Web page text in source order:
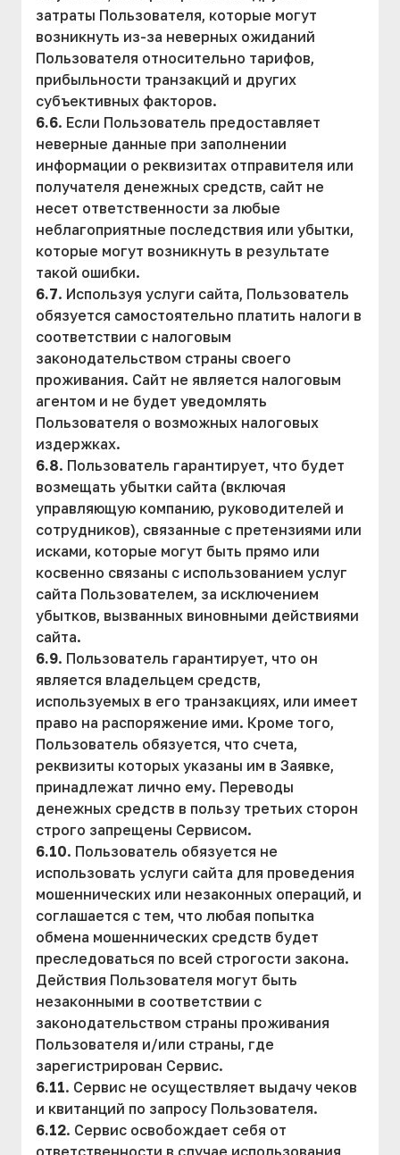
затраты Пользователя, которые могут
возникнуть из-за неверных ожиданий
Пользователя относительно тарифов,
прибыльности транзакций и других
субъективных факторов.
6.6. Если Пользователь предоставляет
неверные данные при заполнении
информации о реквизитах отправителя или
получателя денежных средств, сайт не
несет ответственности за любые
неблагоприятные последствия или убытки,
которые могут возникнуть в результате
такой ошибки.
6.7. Используя услуги сайта, Пользователь
обязуется самостоятельно платить налоги в
соответствии с налоговым
законодательством страны своего
проживания. Сайт не является налоговым
агентом и не будет уведомлять
Пользователя о возможных налоговых
издержках.
6.8. Пользователь гарантирует, что будет
возмещать убытки сайта (включая
управляющую компанию, руководителей и
сотрудников), связанные с претензиями или
исками, которые могут быть прямо или
косвенно связаны с использованием услуг
сайта Пользователем, за исключением
убытков, вызванных виновными действиями
сайта.
6.9. Пользователь гарантирует, что он
является владельцем средств,
используемых в его транзакциях, или имеет
право на распоряжение ими. Кроме того,
Пользователь обязуется, что счета,
реквизиты которых указаны им в Заявке,
принадлежат лично ему. Переводы
денежных средств в пользу третьих сторон
строго запрещены Сервисом.
6.10. Пользователь обязуется не
использовать услуги сайта для проведения
мошеннических или незаконных операций, и
соглашается с тем, что любая попытка
обмена мошеннических средств будет
преследоваться по всей строгости закона.
Действия Пользователя могут быть
незаконными в соответствии с
законодательством страны проживания
Пользователя и/или страны, где
зарегистрирован Сервис.
6.11. Сервис не осуществляет выдачу чеков
и квитанций по запросу Пользователя.
6.12. Сервис освобождает себя от
ответственности в случае использования